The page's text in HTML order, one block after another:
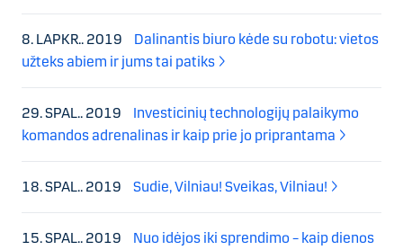
8. LAPKR.. 2019
Dalinantis biuro kėde su robotu: vietos
užteks abiem ir jums tai patiks
29. SPAL.. 2019
Investicinių technologijų palaikymo
komandos adrenalinas ir kaip prie jo priprantama
18. SPAL.. 2019 Sudie, Vilniau! Sveikas, Vilniau!
15. SPAL.. 2019
Nuo idėjos iki sprendimo – kaip dienos